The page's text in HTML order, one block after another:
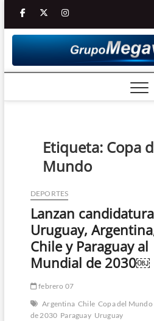
Saltar
contenido
facebooktwitter
Youtube
instagram
Etiqueta: Copa
Mundo
DEPORTES
Lanzan
Uruguay,
Chile y Paraguay al
Mundial de 2030￼
febrero 07
Argentina Chile Copa del Mundo
de 2030 Paraguay Uruguay